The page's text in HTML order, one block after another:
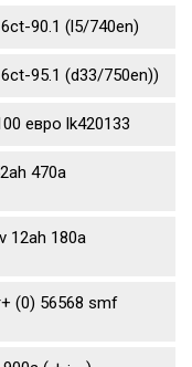
90.1 (l5/740en)
95.1 (d33/750en))
евро lk420133
470a
12ah 180a
(0) 56568 smf